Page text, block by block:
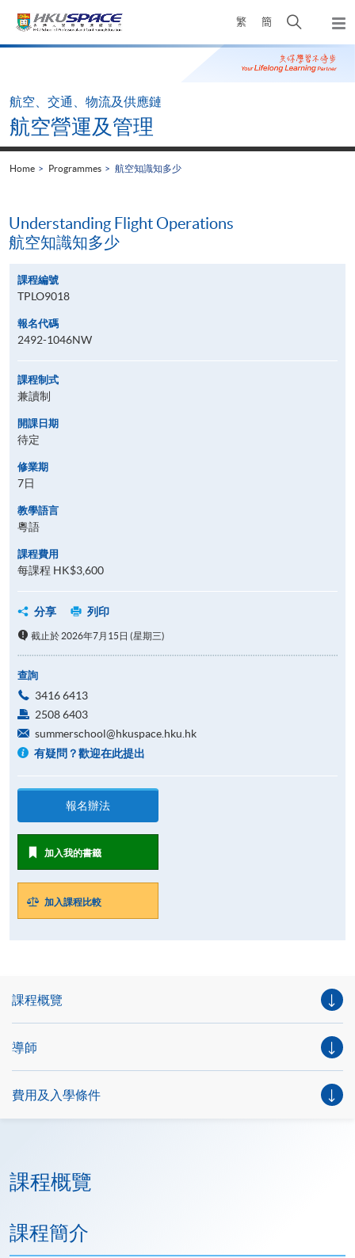
繁 簡
Open
search
panel
Main
航空、交通、物流及供應鏈
航空營運及管理
Home Programmes 航空知識知多少
Understanding Flight Operations
航空知識知多少
課程編號
TPLO9018
報名代碼
2492-1046NW
課程制式
兼讀制
開課日期
待定
修業期
7日
教學語言
粵語
課程費用
每課程 HK$3,600
分享 列印
截止於 2026年7月15日 (星期三)
查詢
3416 6413
2508 6403
summerschool@hkuspace.hku.hk
有疑問？歡迎在此提出
報名辦法
加入我的書籤
加入課程比較
課程概覽
導師
費用及入學條件
課程概覽
課程簡介